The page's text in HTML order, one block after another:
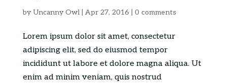
by Uncanny Owl| Apr 27, 2016 0 comments
Lorem ipsum dolor sit amet, consectetur
adipiscing elit, sed do eiusmod tempor
incididunt ut labore et dolore magna aliqua. Ut
enim ad minim veniam, quis nostrud